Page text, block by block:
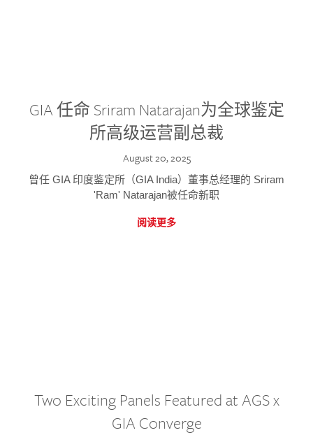
GIA 任命 Sriram Natarajan为全球鉴定
所高级运营副总裁
August 20, 2025
曾任 GIA 印度鉴定所（GIA India）董事总经理的 Sriram
'Ram' Natarajan被任命新职
阅读更多
Two Exciting Panels Featured at AGS x
GIA Converge